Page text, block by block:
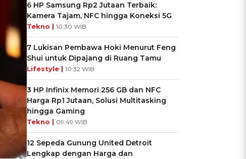
6 HP Samsung Rp2 Jutaan Terbaik:
Kamera Tajam, NFC hingga Koneksi 5G
Tekno | 10:30 WIB
7 Lukisan Pembawa Hoki Menurut Feng
Shui untuk Dipajang di Ruang Tamu
Lifestyle | 10:32 WIB
3 HP Infinix Memori 256 GB dan NFC
Harga Rp1 Jutaan, Solusi Multitasking
hingga Gaming
Tekno | 09:49 WIB
12 Sepeda Gunung United Detroit
Lengkap dengan Harga dan